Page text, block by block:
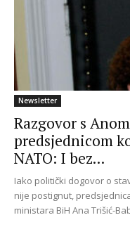
Newsletter
Razgovor s
predsjednicom
NATO: I bez...
Iako politički dogovor o
nije postignut,
ministara BiH Ana Trišić-